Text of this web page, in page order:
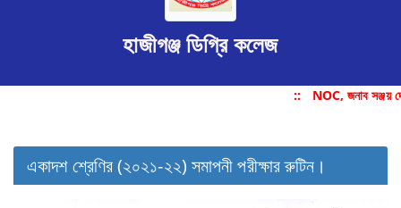
হাজীগঞ্জ ডিগ্রি কলেজ
:: NOC, জনাব সঞ্জয়
একাদশ শ্রেণির (২০২১-২২) সমাপনী পরীক্ষার রুটিন।